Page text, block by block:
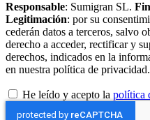
Responsable: Sumigran SL.
Legitimación: por su
cederán datos a terceros, salvo
derecho a acceder, rectificar y
derechos, indicados en la
en nuestra política de privacidad.
He leído y acepto la política